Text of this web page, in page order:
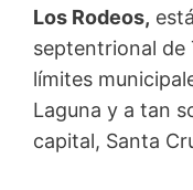
Los Rodeos,
septentrional de
límites
Laguna y a tan
capital, Santa